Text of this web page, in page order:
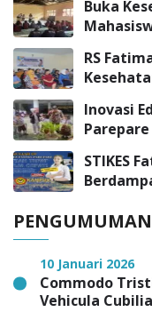
Buka
RS
Inovasi
STIKES
PENGUMUMAN
10 Januari 2026
Commodo
Vehicula